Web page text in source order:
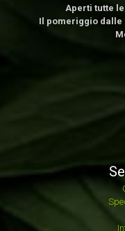
Aperti tutte
Il pomeriggio dalle